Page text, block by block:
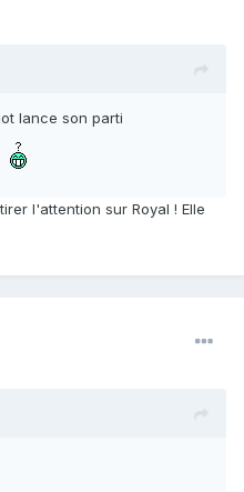
lance son parti
l'attention sur Royal ! Elle